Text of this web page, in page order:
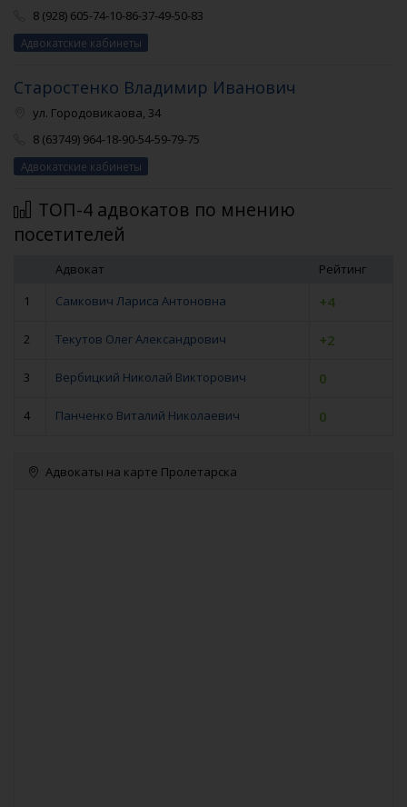
8 (928) 605-74-10-86-37-49-50-83
Адвокатские кабинеты
Старостенко Владимир Иванович
ул. Городовикаова, 34
8 (63749) 964-18-90-54-59-79-75
Адвокатские кабинеты
ТОП-4 адвокатов по мнению
посетителей
Адвокат
Рейтинг
1
Самкович Лариса Антоновна +4
2 Текутов Олег Александрович +2
3 Вербицкий Николай Викторович 0
4 Панченко Виталий Николаевич 0
Адвокаты на карте Пролетарска